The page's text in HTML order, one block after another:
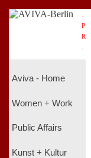
P
R
Aviva - Home
Women + Work
Public Affairs
Kunst + Kultur